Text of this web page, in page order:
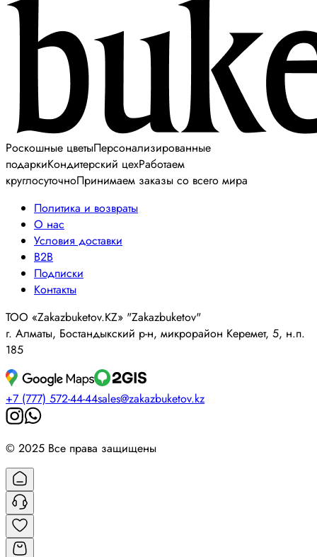
Роскошные цветыПерсонализированные
подаркиКондитерский цехРаботаем
круглосуточноПринимаем заказы со всего мира
Политика и возвраты
О нас
Условия доставки
B2B
Подписки
Контакты
ТОО «Zakazbuketov.KZ» "Zakazbuketov"
г. Алматы, Бостандыкский р-н, микрорайон Керемет, 5, н.п.
185
+7 (777) 572-44-44sales@zakazbuketov.kz
© 2025 Все права защищены